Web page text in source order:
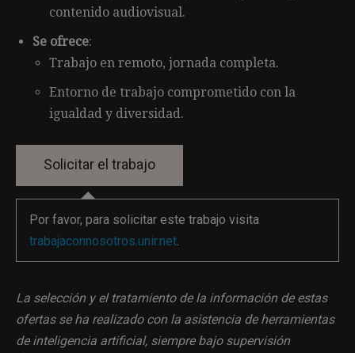
contenido audiovisual.
Se ofrece:
Trabajo en remoto, jornada completa.
Entorno de trabajo comprometido con la
igualdad y diversidad.
Por favor, para solicitar este trabajo visita
trabajaconnosotros.unir.net.
La selección y el tratamiento de la información de estas
ofertas se ha realizado con la asistencia de herramientas
de inteligencia artificial, siempre bajo supervisión